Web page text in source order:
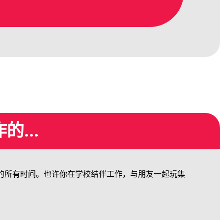
的...
有时间。也许你在学校结伴工作，与朋友一起玩集